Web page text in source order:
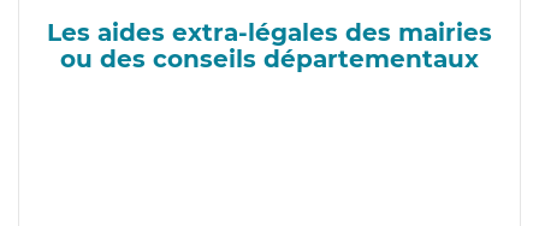
Les aides extra-légales des mairies
ou des conseils départementaux